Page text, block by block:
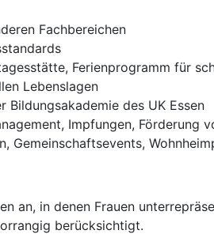
Fachbereichen
Ferienprogramm für
Lebenslagen
Bildungsakademie des UK Essen
Impfungen, Förderung
Gemeinschaftsevents,
an, in denen Frauen
berücksichtigt.